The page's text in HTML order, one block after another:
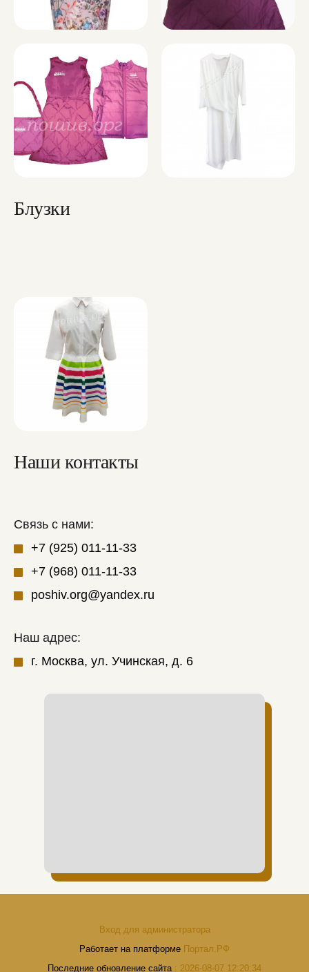
Блузки
Наши контакты
Связь с нами:
+7 (925) 011-11-33
+7 (968) 011-11-33
poshiv.org@yandex.ru
Наш адрес:
г. Москва, ул. Учинская, д. 6
Вход для администратора
Работает на платформе Портал.РФ
Последние обновление сайта : 2026-08-07 12:20:34